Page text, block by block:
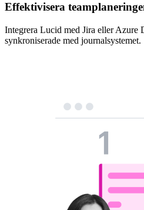
Effektivisera
Integrera Lucid med Jira eller Azure
synkroniserade med journalsystemet.